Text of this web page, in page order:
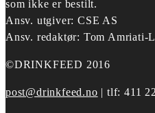
som ikke er bestilt.
Ansv. utgiver: CSE AS
Ansv. redaktør: Tom Amriati-
©DRINKFEED 2016
post@drinkfeed.no | tlf: 411